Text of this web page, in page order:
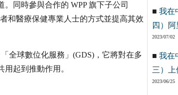
同時參與合作的 WPP 旗下子公司
和醫療保健專業人士的方式並提高其效
全球數位化服務」(GDS)，它將對在多
起到推動作用。
■ 我在
四）
2023/07/02
■ 我在
三）上
2023/06/25